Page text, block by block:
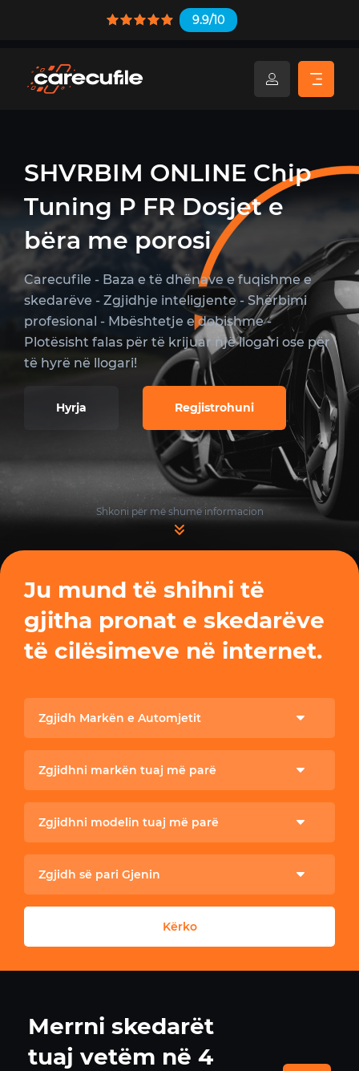
9.9/10
SHVRBIM ONLINE Chip
Tuning P FR Dosjet e
bëra me porosi
Carecufile - Baza e të dhënave e fuqishme e
skedarëve - Zgjidhje inteligjente - Shërbimi
profesional - Mbështetje e dobishme -
Plotësisht falas për të krijuar një llogari ose për
të hyrë në llogari!
Hyrja Regjistrohuni
Shkoni për më shumë informacion
Ju mund të shihni të
gjitha pronat e skedarëve
të cilësimeve në internet.
Zgjidh Markën e Automjetit
Zgjidhni markën tuaj më parë
Zgjidhni modelin tuaj më parë
Zgjidh së pari Gjenin
Kërko
Merrni skedarët
tuaj vetëm në 4